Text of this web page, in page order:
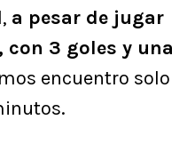
a pesar de jugar
con 3 goles y una
encuentro solo